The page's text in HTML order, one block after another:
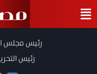
رئيس مجلس
رئيس